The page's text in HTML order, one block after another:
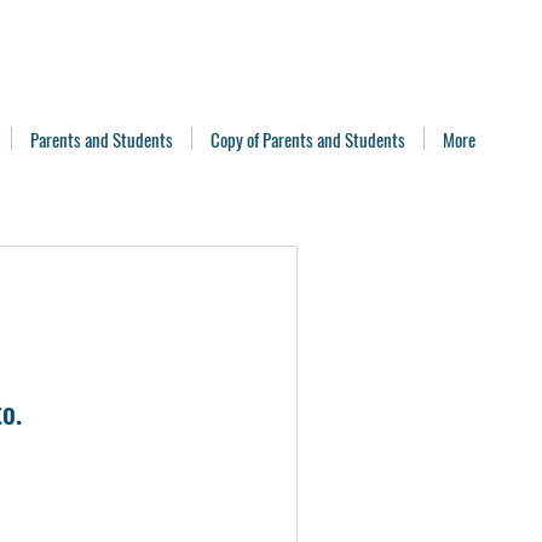
Parents and Students Copy of Parents and Students More